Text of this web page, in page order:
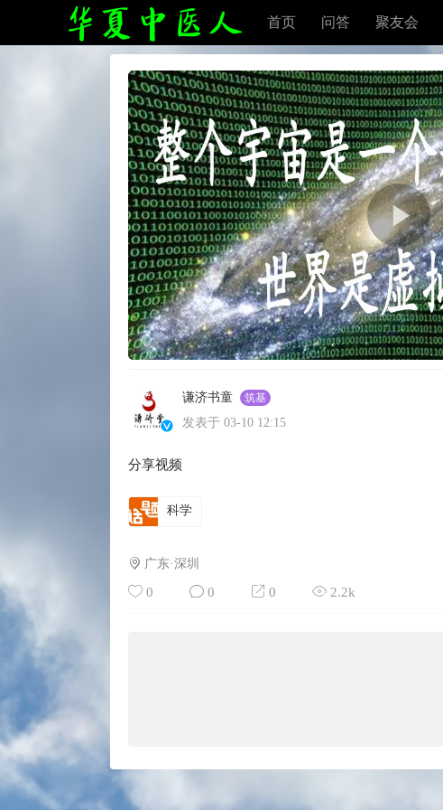
首页 问答 聚友会
谦济书童 筑基
发表于 03-10 12:15
分享视频
科学
广东·深圳
0 0 0 2.2k